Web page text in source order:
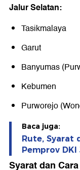
Jalur Selatan:
Tasikmalaya
Garut
Banyumas
Kebumen
Purworejo
Baca juga:
Rute, Syarat
Pemprov
Syarat dan